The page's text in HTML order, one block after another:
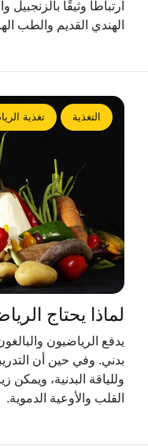
ارتباطًا وثيقًا
الهندي القديم والطب
التغذية تغذية
لماذا يحتاج
يدفع الرياضيون
بدني. وفي حين أن
وللياقة البدنية،
القلب والأوعية الدموية.